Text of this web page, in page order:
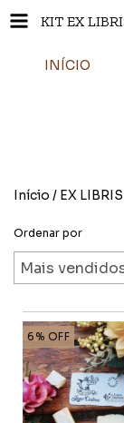
KIT EX
INÍCIO
Início / EX LIBRIS
Ordenar por
6% OFF